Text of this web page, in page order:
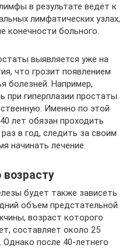
в результате ведёт к
лимфатических узлах,
конечности больного.
выявляется уже на
что грозит появлением
болезней. Например,
при гиперплазии простаты
Именно по этой
лет обязан проходить
в год, следить за своим
начинать лечение.
будет также зависеть
объем предстательной
возраст которого
составляет около 25
Однако после 40-летнего